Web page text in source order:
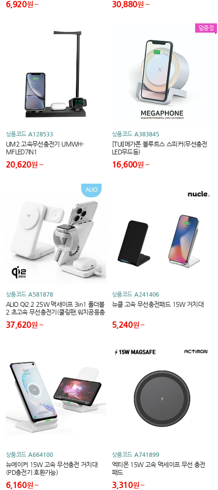
6,920원 30,880원
상품코드 A128533
UM2 고속무선충전기 UMWH-
MFLED7IN1
20,620원
덤증정
상품코드 A383845
[TUI]메가폰 블루트스 스피커(무선충전
LED무드등)
16,600원
상품코드 A581878
ALIO Qi2.2 25W 맥세이프 3in1 폴더블
2 초고속 무선충전기(쿨링팬,워치공용충
전)
37,620원
상품코드 A241406
뉴클 고속 무선충전패드 15W 거치대
5,240원
상품코드 A664100
뉴에이커 15W 고속 무선충전 거치대
(PD충전기 호환가능)
6,160원
상품코드 A741899
엑티몬 15W 고속 맥세이프 무선 충전
패드
3,310원